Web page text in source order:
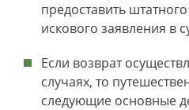
предоставить
искового заявления в
Если возврат
случаях, то
следующие основные